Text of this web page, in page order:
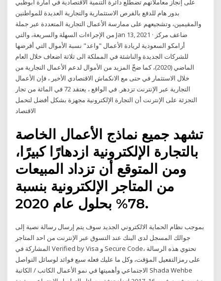
على إنجاز معاملاتهم تضطلع دائرة التنمية الاقتصادية في امارة ابوظبي
بدور هام للدفع بالفرص الاستثمارية والتجارية العديدة للمواطنين
والمقيمين، وتشجيعهم على ممارسة الأعمال التجارية المتعددة عبر جملة
من الإجراءات السهلة والسريعة، والتي Jan 13, 2021 · ضاعف مركز
أرامكو السعودية لريادة الأعمال "واعد" نسبة الأموال التي أقرضها
للشركات الجديدة والناشئة في المملكة الى ثلاثة اضعاف خلال العام
الماضي (2020)، كما ضخّ المزيد من الأموال لدعم الأعمال التجارية من
خلال الاستثمار في حتى مع الانكماش الاقتصادي الأخير ، فإن الأعمال
التجارية عبر الإنترنت تزدهر. في الواقع ، يعتقد 72 في المائة من تجار
التجزئة على الإنترنت أن التجارة الإلكترونية مجهزة بشكل أفضل لتحمل
الاقتصاد
تشهد جميع نماذج الأعمال الخاصة
بالتجارة الإلكترونية ازدهارًا كبيرًا،
ومن المتوقع أن تزداد المبيعات
من المتاجر الإلكترونية بنسبة
78% بحلول عام 2020.
بموجب نظام الحماية الالكتروني الجديد سوف يتم إرسال رسالة نصية إلى
جوالك المسجل لدى البنك عند التسوق عبر الإنترنت من احد المتاجر
المشاركة في Verified by Visa و Secure Code، تحتوي هذه الرسالة
على رمزالتفعيل المؤقت، وكل ما عليك فعله سبع فوائد لوسائل التواصل
الاجتماعي وأهميتها في نمو الأعمال الكاتب / الكاتبة Shada Wehbe